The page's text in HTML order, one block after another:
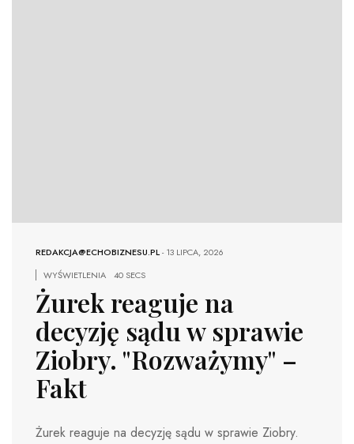
REDAKCJA@ECHOBIZNESU.PL-13 LIPCA, 2026
WYŚWIETLENIA
40 SECS
Żurek reaguje na
decyzję sądu w sprawie
Ziobry. "Rozważymy" –
Fakt
Żurek reaguje na decyzję sądu w sprawie Ziobry.